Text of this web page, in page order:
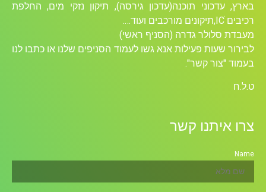
בארץ, עדכוני תוכנה(עדכון גירסה), תיקון נזקי מים, החלפת
רכיבים ICׁ,תיקונים מורכבים ועוד….
מעבדת סלולר גדרה (הסניף ראשי)
לבירור שעות פעילות אנא גשו לעמוד הסניפים שלנו או כתבו לנו
בעמוד "צור קשר".
ט.ל.ח
צרו איתנו קשר
Name